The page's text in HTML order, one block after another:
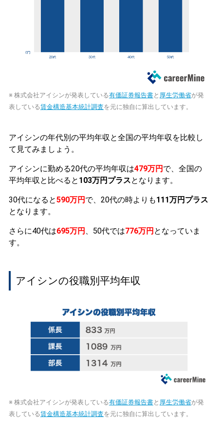
※ 株式会社アイシンが発表している有価証券報告書と 厚生労働省が発
表している賃金構造基本統計調査を元に独自に算出しています。
アイシンの年代別の平均年収と全国の平均年収を比較し
て見てみましょう。
アイシンに勤める20代の平均年収は479万円 で、全国の
平均年収と比べると 103万円プラスとなります。
30代になると590万円 で、20代の時よりも111万円プラス
となります。
さらに40代は695万円 、50代では776万円 となっていま
す。
アイシンの役職別平均年収
※ 株式会社アイシンが発表している有価証券報告書と 厚生労働省が発
表している賃金構造基本統計調査を元に独自に算出しています。